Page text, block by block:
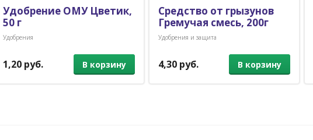
Удобрение ОМУ Цветик,
50 г
Удобрения
1,20 руб. В корзину
Средство от грызунов
Гремучая смесь, 200г
Удобрения и защита
4,30 руб. В корзину